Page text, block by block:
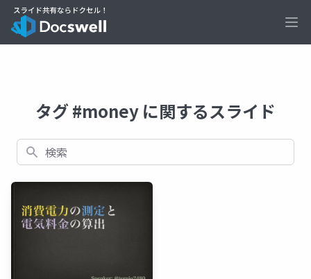
タグ #money に関するスライド
検索